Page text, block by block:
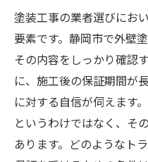
塗装工事の業者選びにお
要素です。静岡市で外壁
その内容をしっかり確認
に、施工後の保証期間が
に対する自信が伺えます
というわけではなく、そ
あります。どのようなト